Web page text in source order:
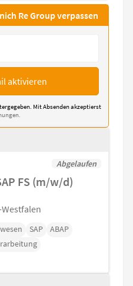
Re Group verpassen
aktivieren
Mit Absenden akzeptierst
Abgelaufen
FS (m/w/d)
SAP
ABAP